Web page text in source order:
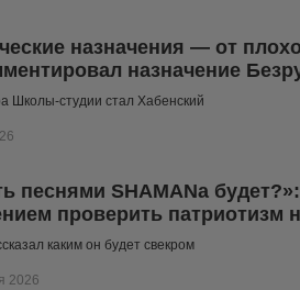
назначения — от
назначение
Школы-студии стал Хабенский
песнями SHAMANа
проверить патриотизм
каким он будет свекром
2026